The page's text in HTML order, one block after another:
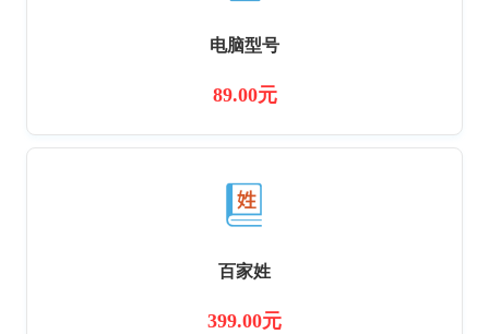
电脑型号
89.00元
百家姓
399.00元